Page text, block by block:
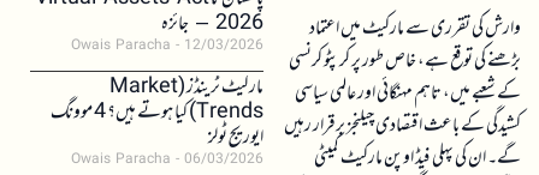
وارش کی تقرری سے مارکیٹ میں اعتماد
بڑھنے کی توقع ہے، خاص طور پر کرپٹو کرنسی
کے شعبے میں، تاہم مہنگائی اور عالمی سیاسی
کشیدگی کے باعث اقتصادی چیلنجز برقرار رہیں
گے۔ ان کی پہلی فیڈ اوپن مارکیٹ کمیٹی
2026 – جائزہ
Owais Paracha 12/03/2026
مارکیٹ ٹرینڈز (Market
Trends) کیا ہوتے ہیں؟ 4 موونگ
ایوریج ٹولز
Owais Paracha 06/03/2026